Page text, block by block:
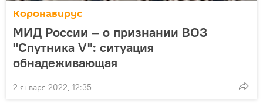
Коронавирус
МИД России – о признании ВОЗ
"Спутника V": ситуация
обнадеживающая
2 января 2022, 12:35